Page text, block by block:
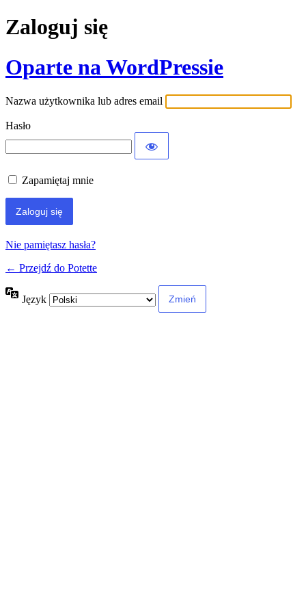
Zaloguj się
Oparte na WordPressie
Nazwa użytkownika lub adres email
Hasło
Zapamiętaj mnie
Nie pamiętasz hasła?
← Przejdź do Potette
Język